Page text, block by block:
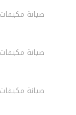
صيانة مكيفات
صيانة مكيفات
صيانة مكيفات